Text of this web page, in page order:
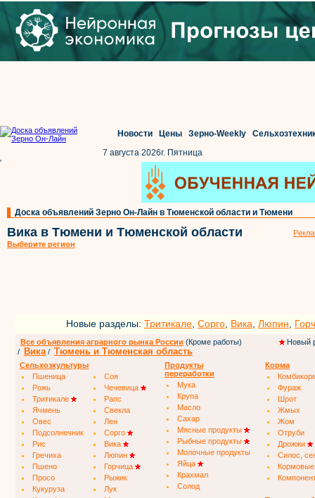
Новости Цены Зерно-Weekly
7 августа 2026г. Пятница
'
Доска объявлений Зерно Он-Лайн в Тюменской области и Тюмени
Вика в Тюмени и Тюменской области
Выберите регион
Новые разделы: Тритикале Сорго Вика Люпин
Все объявления аграрного рынка России (Кроме работы)
Новый
/
Вика / Тюмень и Тюменская область
Сельхозкультуры
Пшеница
Соя
Рожь
Чечевица
Тритикале
Рапс
Ячмень
Свекла
Овес
Лен
Подсолнечник
Сорго
Рис
Вика
Гречиха
Люпин
Пшено
Горчица
Просо
Рыжик
Кукуруза
Лук
Продукты
переработки
Мука
Крупа
Масло
Сахар
Мясные продукты
Рыбные продукты
Молочные продукты
Яйца
Крахмал
Солод
Корма
Фураж
Шрот
Жмых
Жом
Отруби
Дрожжи
Силос,